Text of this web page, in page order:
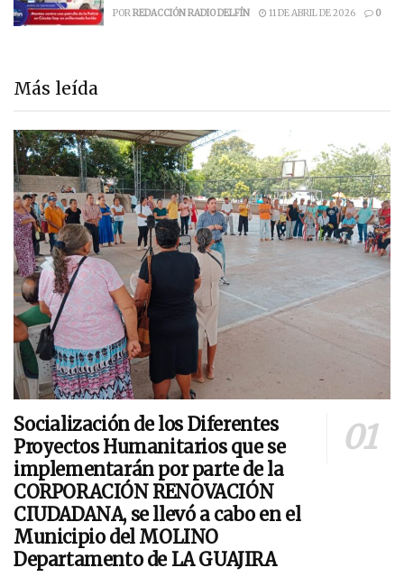
PORREDACCIÓN RADIO DELFÍN 11 DE ABRIL DE 2026 0
Más leída
Socialización de los Diferentes
Proyectos Humanitarios que se
implementarán por parte de la
CORPORACIÓN RENOVACIÓN
CIUDADANA, se llevó a cabo en el
Municipio del MOLINO
Departamento de LA GUAJIRA